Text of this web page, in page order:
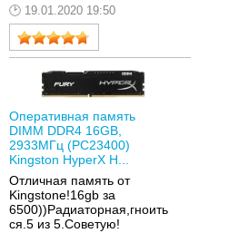
19.01.2020 19:50
Оперативная память
DIMM DDR4 16GB,
2933МГц (PC23400)
Kingston HyperX H...
Отличная память от
Kingstone!16gb за
6500))Радиаторная,гноить
ся.5 из 5.Советую!